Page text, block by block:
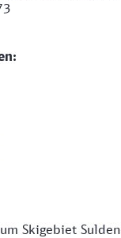
Skigebiet Sulden